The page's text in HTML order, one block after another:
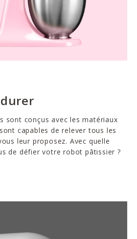
sont conçus avec les matériaux
capables de relever tous les
leur proposez. Avec quelle
de défier votre robot pâtissier ?